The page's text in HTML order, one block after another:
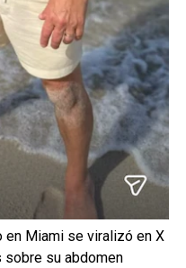
en Miami se viralizó en X
su abdomen